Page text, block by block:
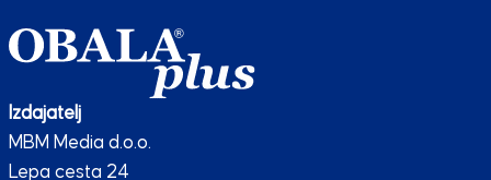
Izdajatelj
MBM Media d.o.o.
Lepa cesta 24